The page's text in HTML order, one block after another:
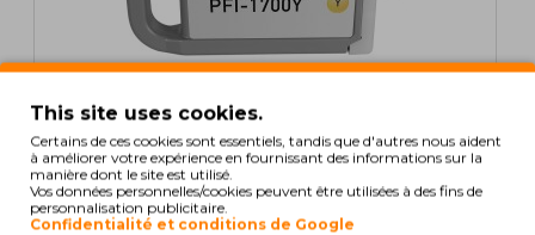
Cartouche Compatible Canon PFI-1700 / PFI-1300 /
PFI-1100 Y Jaune 700ml
This site uses cookies.
Certains de ces cookies sont essentiels, tandis que d'autres nous aident
à améliorer votre expérience en fournissant des informations sur la
manière dont le site est utilisé.
Vos données personnelles/cookies peuvent être utilisées à des fins de
personnalisation publicitaire.
Confidentialité et conditions de Google